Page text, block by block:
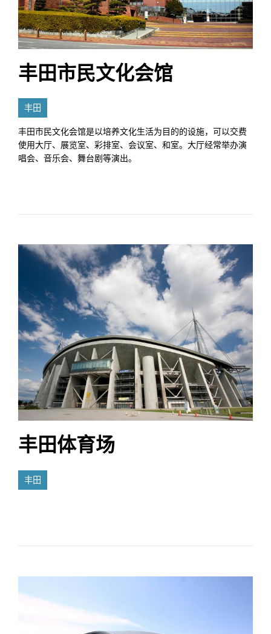
丰田市民文化会馆
丰田
丰田市民文化会馆是以培养文化生活为目的的设施，可以交费
使用大厅、展览室、彩排室、会议室、和室。大厅经常举办演
唱会、音乐会、舞台剧等演出。
丰田体育场
丰田